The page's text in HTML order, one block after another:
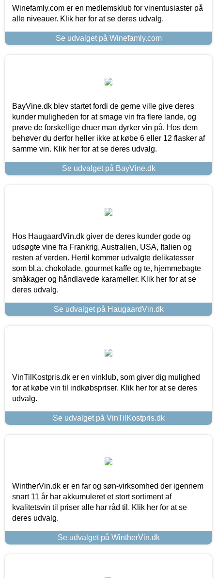
Winefamly.com er en medlemsklub for vinentusiaster på
alle niveauer. Klik her for at se deres udvalg.
Se udvalget på Winefamly.com
BayVine.dk blev startet fordi de gerne ville give deres
kunder muligheden for at smage vin fra flere lande, og
prøve de forskellige druer man dyrker vin på. Hos dem
behøver du derfor heller ikke at købe 6 eller 12 flasker af
samme vin. Klik her for at se deres udvalg.
Se udvalget på BayVine.dk
Hos HaugaardVin.dk giver de deres kunder gode og
udsøgte vine fra Frankrig, Australien, USA, Italien og
resten af verden. Hertil kommer udvalgte delikatesser
som bl.a. chokolade, gourmet kaffe og te, hjemmebagte
småkager og håndlavede karameller. Klik her for at se
deres udvalg.
Se udvalget på HaugaardVin.dk
VinTilKostpris.dk er en vinklub, som giver dig mulighed
for at købe vin til indkøbspriser. Klik her for at se deres
udvalg.
Se udvalget på VinTilKostpris.dk
WintherVin.dk er en far og søn-virksomhed der igennem
snart 11 år har akkumuleret et stort sortiment af
kvalitetsvin til priser alle har råd til. Klik her for at se
deres udvalg.
Se udvalget på WintherVin.dk